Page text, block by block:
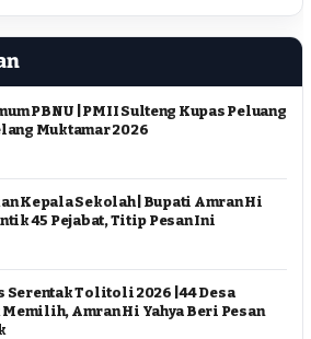
PBNU | PMII Sulteng Kupas Peluang
Muktamar 2026
Kepala Sekolah | Bupati Amran Hi
45 Pejabat, Titip Pesan Ini
Serentak Tolitoli 2026 | 44 Desa
Amran Hi Yahya Beri Pesan